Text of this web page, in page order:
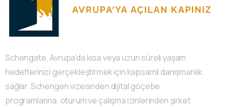
Schengate, Avrupa’da kısa veya uzun süreli yaşam
hedeflerinizi gerçekleştirmek için kapsamlı danışmanlık
sağlar. Schengen vizesinden dijital göçebe
programlarına, oturum ve çalışma izinlerinden şirket